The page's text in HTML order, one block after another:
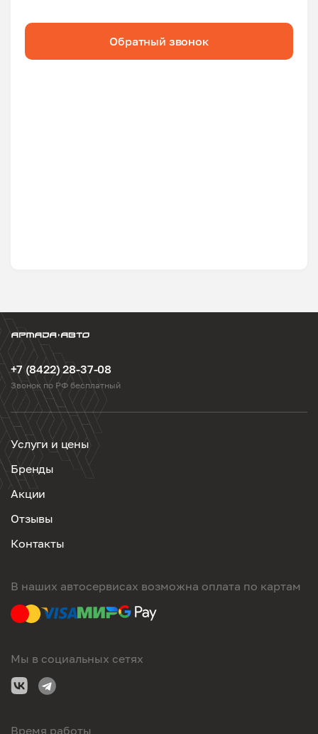
Обратный звонок
+7 (8422) 28-37-08
Звонок по РФ бесплатный
Услуги и цены
Бренды
Акции
Отзывы
Контакты
В наших автосервисах возможна оплата по картам
Мы в социальных сетях
Время работы